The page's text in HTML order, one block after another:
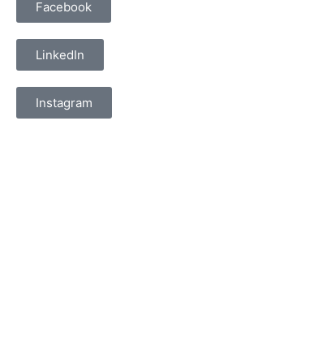
Facebook
LinkedIn
Instagram